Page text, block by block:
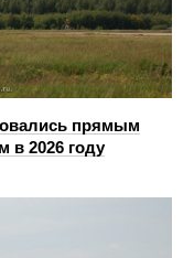
прямым
в 2026 году